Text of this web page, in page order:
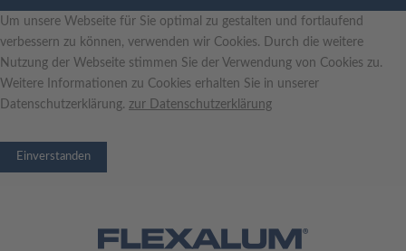
Um unsere Webseite für Sie optimal zu gestalten und fortlaufend
verbessern zu können, verwenden wir Cookies. Durch die weitere
Nutzung der Webseite stimmen Sie der Verwendung von Cookies zu.
Weitere Informationen zu Cookies erhalten Sie in unserer
Datenschutzerklärung. zur Datenschutzerklärung